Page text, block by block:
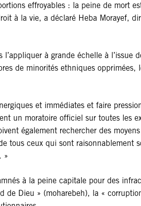
effroyables : la peine de mort
à la vie, a déclaré Heba Morayef,
à grande échelle à l’issue
de minorités ethniques
et immédiates et faire
un moratoire officiel sur toutes les
également rechercher des
tous ceux qui sont raisonnablement
»
à la peine capitale pour des
de Dieu » (moharebeh), la «